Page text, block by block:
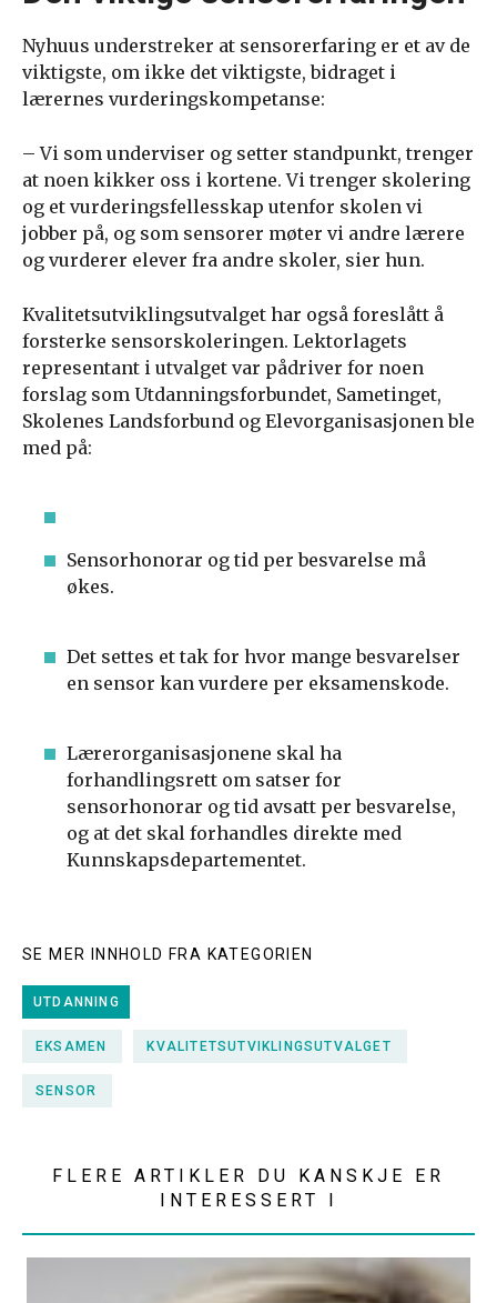
Nyhuus understreker at sensorerfaring er et av de
viktigste, om ikke det viktigste, bidraget i
lærernes vurderingskompetanse:
– Vi som underviser og setter standpunkt, trenger
at noen kikker oss i kortene. Vi trenger skolering
og et vurderingsfellesskap utenfor skolen vi
jobber på, og som sensorer møter vi andre lærere
og vurderer elever fra andre skoler, sier hun.
Kvalitetsutviklingsutvalget har også foreslått å
forsterke sensorskoleringen. Lektorlagets
representant i utvalget var pådriver for noen
forslag som Utdanningsforbundet, Sametinget,
Skolenes Landsforbund og Elevorganisasjonen ble
med på:
Sensorhonorar og tid per besvarelse må
økes.
Det settes et tak for hvor mange besvarelser
en sensor kan vurdere per eksamenskode.
Lærerorganisasjonene skal ha
forhandlingsrett om satser for
sensorhonorar og tid avsatt per besvarelse,
og at det skal forhandles direkte med
Kunnskapsdepartementet.
SE MER INNHOLD FRA KATEGORIEN
UTDANNING
EKSAMEN KVALITETSUTVIKLINGSUTVALGET
SENSOR
FLERE ARTIKLER DU KANSKJE ER
INTERESSERT I